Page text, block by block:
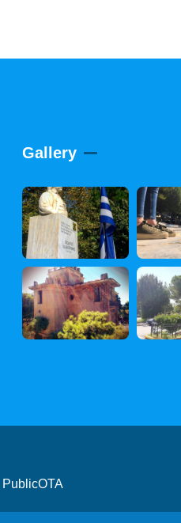
Gallery
PublicOTA